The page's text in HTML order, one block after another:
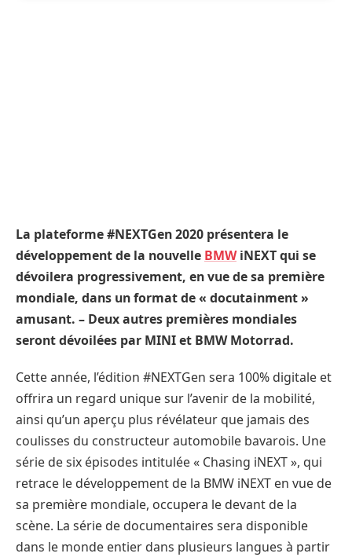
La plateforme #NEXTGen 2020 présentera le
développement de la nouvelle BMWiNEXT qui se
dévoilera progressivement, en vue de sa première
mondiale, dans un format de « docutainment »
amusant. – Deux autres premières mondiales
seront dévoilées par MINI et BMW Motorrad.
Cette année, l’édition #NEXTGen sera 100% digitale et
offrira un regard unique sur l’avenir de la mobilité,
ainsi qu’un aperçu plus révélateur que jamais des
coulisses du constructeur automobile bavarois. Une
série de six épisodes intitulée « Chasing iNEXT », qui
retrace le développement de la BMW iNEXT en vue de
sa première mondiale, occupera le devant de la
scène. La série de documentaires sera disponible
dans le monde entier dans plusieurs langues à partir